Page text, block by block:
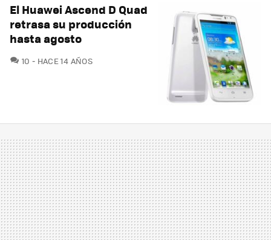
El Huawei Ascend D Quad
retrasa su producción
hasta agosto
10 COMENTARIOS
HACE 14 AÑOS